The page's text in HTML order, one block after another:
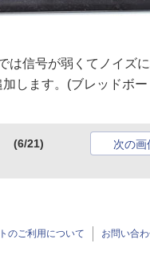
は信号が弱くてノイズ
します。(ブレッドボ
(6/21) 次の画
のご利用について お問い合